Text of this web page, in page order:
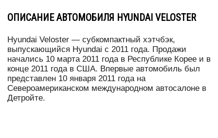
ОПИСАНИЕ АВТОМОБИЛЯ HYUNDAI VELOSTER
Hyundai Veloster — субкомпактный хэтчбэк,
выпускающийся Hyundai с 2011 года. Продажи
начались 10 марта 2011 года в Республике Корее и в
конце 2011 года в США. Впервые автомобиль был
представлен 10 января 2011 года на
Североамериканском международном автосалоне в
Детройте.